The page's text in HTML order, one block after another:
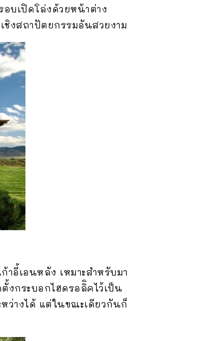
บเปิดโล่งด้วยหน้าต่าง
งสถาปัตยกรรมอันสวยงาม
อี้เอนหลัง เหมาะสำหรับมา
งกระบอกไฮดรอลิิคไว้เป็น
ว่างได้ แต่ในขณะเดียวกันก็